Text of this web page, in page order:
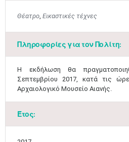
Θέατρο, Εικαστικές τέχνες
Πληροφορίες για τον Πολίτη:
​Η εκδήλωση θα
Σεπτεμβρίου 2017, κατά τις
Αρχαιολογικό Μουσείο Αιανής.
Έτος:
• • •
11
• • •
•
18
•
19
•
20
•
• • • •